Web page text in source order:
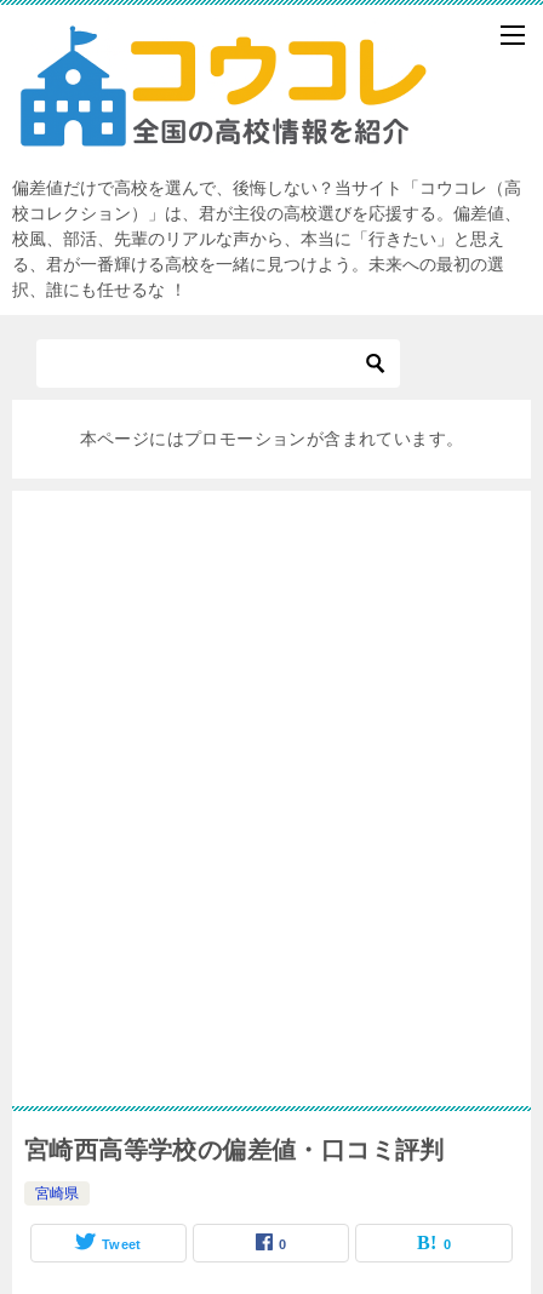
偏差値だけで高校を選んで、後悔しない？当サイト「コウコレ（高
校コレクション）」は、君が主役の高校選びを応援する。偏差値、
校風、部活、先輩のリアルな声から、本当に「行きたい」と思え
る、君が一番輝ける高校を一緒に見つけよう。未来への最初の選
択、誰にも任せるな ！
本ページにはプロモーションが含まれています。
宮崎西高等学校の偏差値・口コミ評判
宮崎県
Tweet 0 0